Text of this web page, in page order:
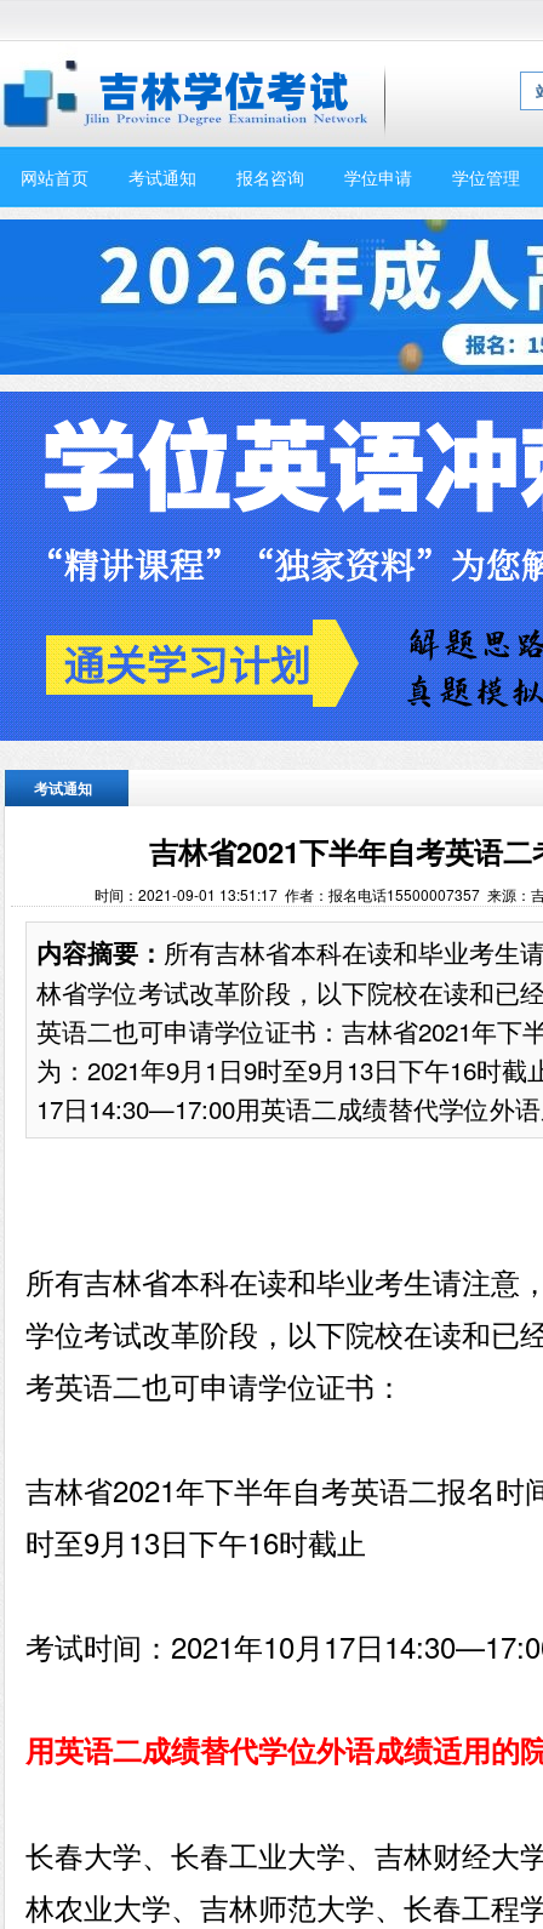
网站首页 考试通知 报名咨询 学位申请 学位管理
考试通知
吉林省2021下半年自考英语
时间：2021-09-01 13:51:17 作者：报名电话15500007357 来源：
内容摘要： 所有吉林省本科在读和毕业考生
林省学位考试改革阶段，以下院校在读和已
英语二也可申请学位证书：️吉林省2021年下
为：2021年9月1日9时至9月13日下午16时截
17日14:30—17:00用英语二成绩替代学位外
所有吉林省本科在读和毕业考生请注意
学位考试改革阶段，以下院校在读和已
考英语二也可申请学位证书：
吉林省2021年下半年自考英语二报名时
时至9月13日下午16时截止
考试时间：2021年10月17日
用英语二成绩替代学位外语成绩适用的
长春大学、长春工业大学、吉林财经大
林农业大学、吉林师范大学、长春工程